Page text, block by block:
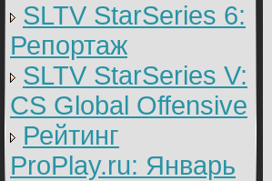
SLTV StarSeries 6:
Репортаж
SLTV StarSeries V:
CS Global Offensive
Рейтинг
ProPlay.ru: Январь